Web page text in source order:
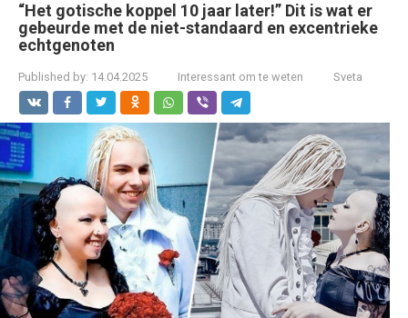
“Het gotische koppel 10 jaar later!” Dit is wat er
gebeurde met de niet-standaard en excentrieke
echtgenoten
Published by: 14.04.2025 Interessant om te weten Sveta